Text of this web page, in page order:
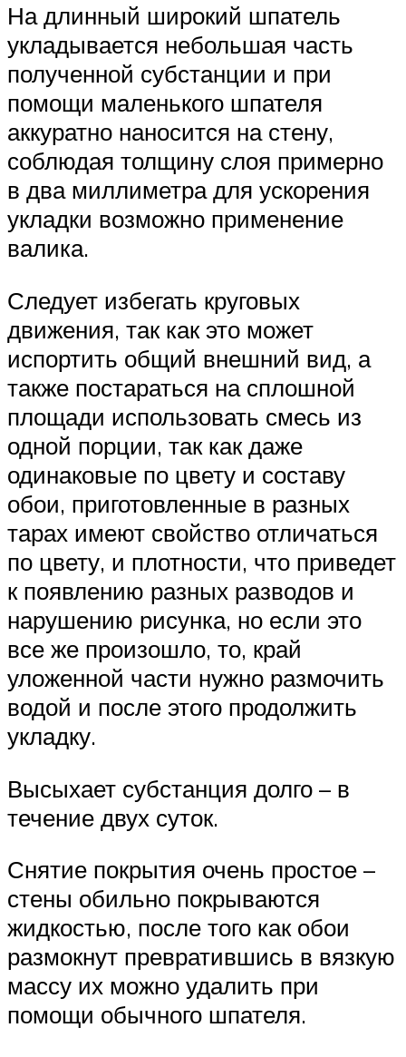
На длинный широкий шпатель
укладывается небольшая часть
полученной субстанции и при
помощи маленького шпателя
аккуратно наносится на стену,
соблюдая толщину слоя примерно
в два миллиметра для ускорения
укладки возможно применение
валика.
Следует избегать круговых
движения, так как это может
испортить общий внешний вид, а
также постараться на сплошной
площади использовать смесь из
одной порции, так как даже
одинаковые по цвету и составу
обои, приготовленные в разных
тарах имеют свойство отличаться
по цвету, и плотности, что приведет
к появлению разных разводов и
нарушению рисунка, но если это
все же произошло, то, край
уложенной части нужно размочить
водой и после этого продолжить
укладку.
Высыхает субстанция долго – в
течение двух суток.
Снятие покрытия очень простое –
стены обильно покрываются
жидкостью, после того как обои
размокнут превратившись в вязкую
массу их можно удалить при
помощи обычного шпателя.